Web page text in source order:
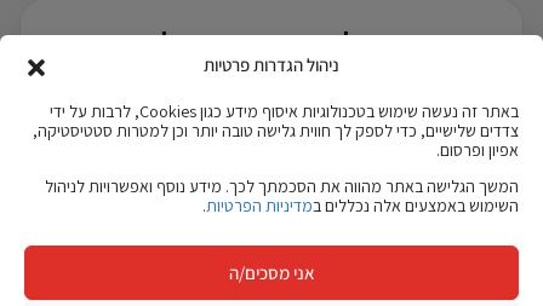
ניהול הגדרות פרטיות
באתר זה נעשה שימוש בטכנולוגיות איסוף מידע כגון Cookies, לרבות על ידי
צדדים שלישיים, כדי לספק לך חווית גלישה טובה יותר וכן למטרות סטטיסטיקה,
אפיון ופרסום.
המשך הגלישה באתר מהווה את הסכמתך לכך. מידע נוסף ואפשרויות לניהול
השימוש באמצעים אלה נכללים במדיניות הפרטיות.
אני מסכים/ה
האם ההמלצות בעמוד הן המלצות
כן. ההמלצות בעמוד מבוססות על חוות דעת של תלמידים,
בוגרים, מעסיקים וחברות שעבדו או למדו עם ג'ון ברייס. יש לשלב
בעמוד רק המלצות שאושרו לפרסום.
האם אפשר לראות המלצות לפי קורס?